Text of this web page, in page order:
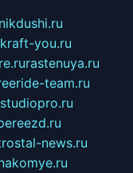
kraft-you.ru
rastenuya.ru
team.ru
news.ru